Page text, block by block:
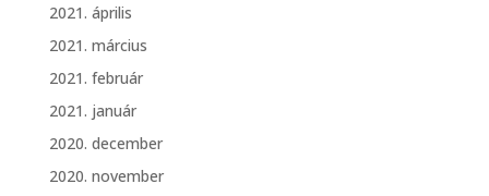
2021. április
2021. március
2021. február
2021. január
2020. december
2020. november